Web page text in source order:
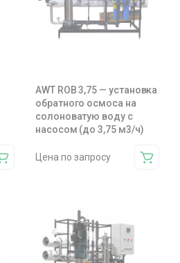
AWT ROB 3,75 — установка
обратного осмоса на
солоноватую воду с
насосом (до 3,75 м3/ч)
Цена по запросу